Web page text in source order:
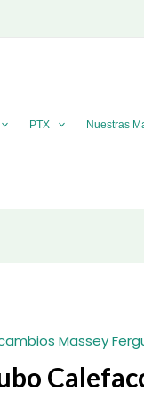
PTX Nuestras
Massey